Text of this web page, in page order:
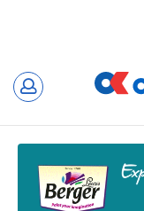
Skip